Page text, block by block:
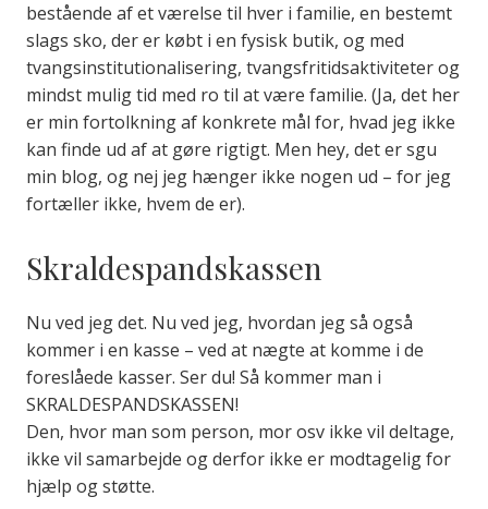
bestående af et værelse til hver i familie, en bestemt
slags sko, der er købt i en fysisk butik, og med
tvangsinstitutionalisering, tvangsfritidsaktiviteter og
mindst mulig tid med ro til at være familie. (Ja, det her
er min fortolkning af konkrete mål for, hvad jeg ikke
kan finde ud af at gøre rigtigt. Men hey, det er sgu
min blog, og nej jeg hænger ikke nogen ud – for jeg
fortæller ikke, hvem de er).
Skraldespandskassen
Nu ved jeg det. Nu ved jeg, hvordan jeg så også
kommer i en kasse – ved at nægte at komme i de
foreslåede kasser. Ser du! Så kommer man i
SKRALDESPANDSKASSEN!
Den, hvor man som person, mor osv ikke vil deltage,
ikke vil samarbejde og derfor ikke er modtagelig for
hjælp og støtte.